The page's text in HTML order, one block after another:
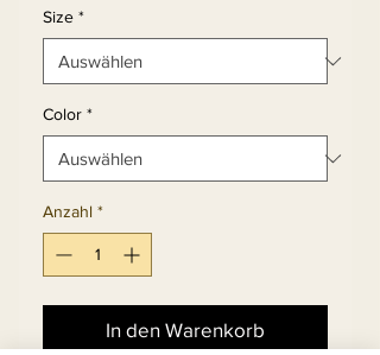
Size *
Color *
Anzahl *
In den Warenkorb